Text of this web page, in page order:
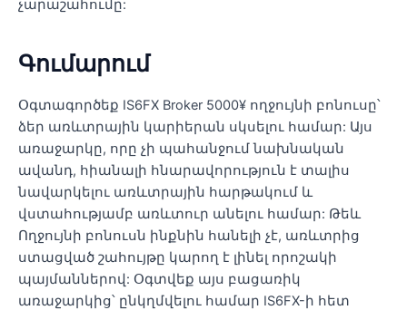
չարաշահումը:
Գումարում
Օգտագործեք IS6FX Broker 5000¥ ողջույնի բոնուսը՝
ձեր առևտրային կարիերան սկսելու համար: Այս
առաջարկը, որը չի պահանջում նախնական
ավանդ, հիանալի հնարավորություն է տալիս
նավարկելու առևտրային հարթակում և
վստահությամբ առևտուր անելու համար: Թեև
Ողջույնի բոնուսն ինքնին հանելի չէ, առևտրից
ստացված շահույթը կարող է լինել որոշակի
պայմաններով: Օգտվեք այս բացառիկ
առաջարկից՝ ընկղմվելու համար IS6FX-ի հետ